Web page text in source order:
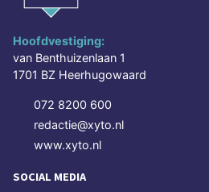
Hoofdvestiging:
van Benthuizenlaan 1
1701 BZ Heerhugowaard
072 8200 600
redactie@xyto.nl
www.xyto.nl
SOCIAL MEDIA